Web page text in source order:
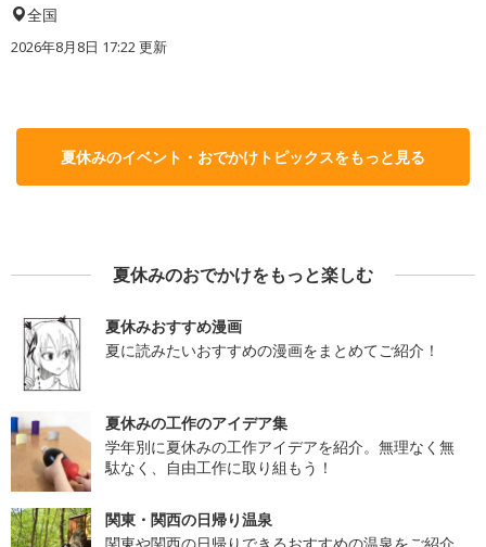
全国
2026年8月8日 17:22更新
夏休みのイベント・おでかけトピックスをもっと見る
夏休みのおでかけをもっと楽しむ
夏休みおすすめ漫画
夏に読みたいおすすめの漫画をまとめてご紹介！
夏休みの工作のアイデア集
学年別に夏休みの工作アイデアを紹介。無理なく無
駄なく、自由工作に取り組もう！
関東・関西の日帰り温泉
関東や関西の日帰りできるおすすめの温泉をご紹介